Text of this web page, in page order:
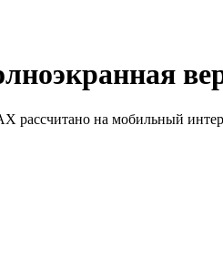
на мобильный